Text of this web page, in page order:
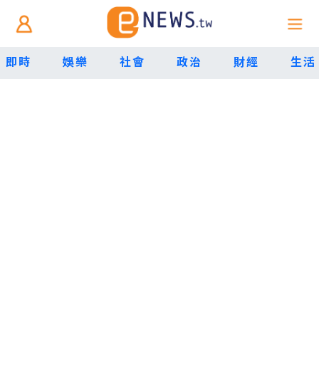
即時 娛樂 社會 政治 財經 生活